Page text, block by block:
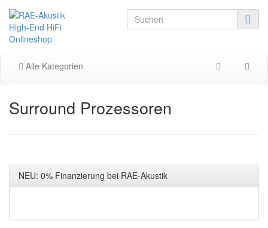
Alle Kategorien
Surround Prozessoren
NEU: 0% Finanzierung bei RAE-Akustik